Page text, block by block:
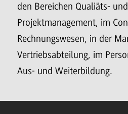
den Bereichen Qualiäts- und
Projektmanagement, im
Rechnungswesen, in der
Vertriebsabteilung, im
Aus- und Weiterbildung.